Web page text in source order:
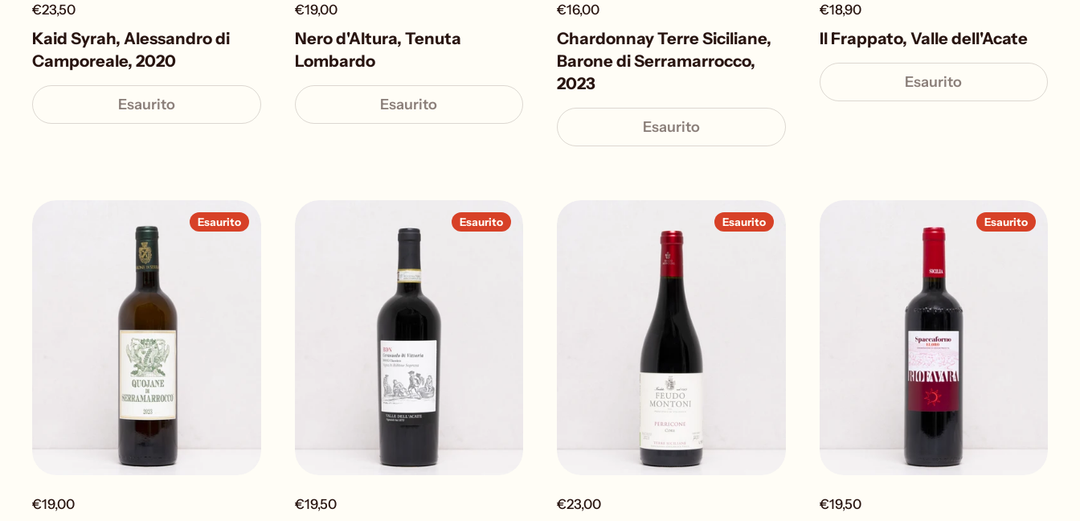
€23,50
Kaid Syrah, Alessandro di
Camporeale, 2020
Esaurito
€19,00
Nero d'Altura, Tenuta
Lombardo
Esaurito
€16,00
Chardonnay Terre Siciliane,
Barone di Serramarrocco,
2023
Esaurito
€18,90
Il Frappato, Valle dell'Acate
Esaurito
€19,00
Esaurito
€19,50
Esaurito
€23,00
Esaurito
€19,50
Esaurito